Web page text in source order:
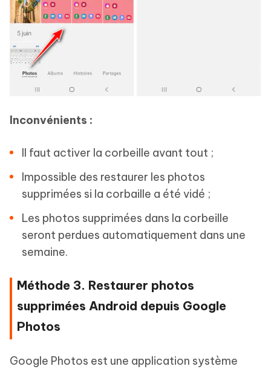
Inconvénients :
Il faut activer la corbeille avant tout ;
Impossible des restaurer les photos
supprimées si la corbaille a été vidé ;
Les photos supprimées dans la corbeille
seront perdues automatiquement dans une
semaine.
Méthode 3. Restaurer photos
supprimées Android depuis Google
Photos
Google Photos est une application système